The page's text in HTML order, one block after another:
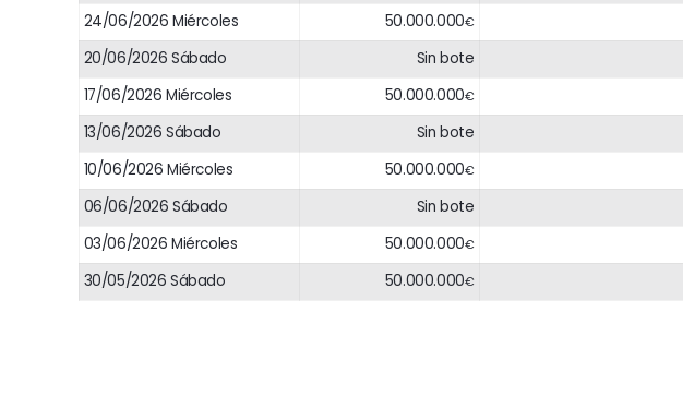
24/06/2026 Miércoles 50.000.000€
20/06/2026 Sábado Sin bote
17/06/2026 Miércoles 50.000.000€
13/06/2026 Sábado Sin bote
10/06/2026 Miércoles 50.000.000€
06/06/2026 Sábado Sin bote
03/06/2026 Miércoles 50.000.000€
30/05/2026 Sábado 50.000.000€